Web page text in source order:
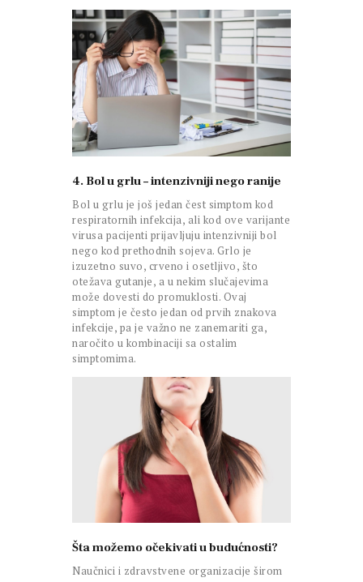
4. Bol u grlu – intenzivniji nego ranije
Bol u grlu je još jedan čest simptom kod
respiratornih infekcija, ali kod ove varijante
virusa pacijenti prijavljuju intenzivniji bol
nego kod prethodnih sojeva. Grlo je
izuzetno suvo, crveno i osetljivo, što
otežava gutanje, a u nekim slučajevima
može dovesti do promuklosti. Ovaj
simptom je često jedan od prvih znakova
infekcije, pa je važno ne zanemariti ga,
naročito u kombinaciji sa ostalim
simptomima.
Šta možemo očekivati u budućnosti?
Naučnici i zdravstvene organizacije širom